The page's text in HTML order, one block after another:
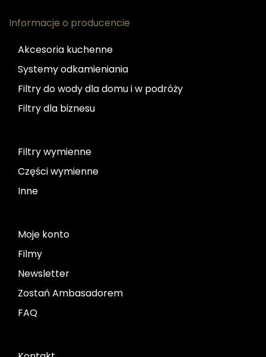
Informacje o producencie
Akcesoria kuchenne
Systemy odkamieniania
Filtry do wody dla domu i w podróży
Filtry dla biznesu
Filtry wymienne
Części wymienne
Inne
Moje konto
Filmy
Newsletter
Zostań Ambasadorem
FAQ